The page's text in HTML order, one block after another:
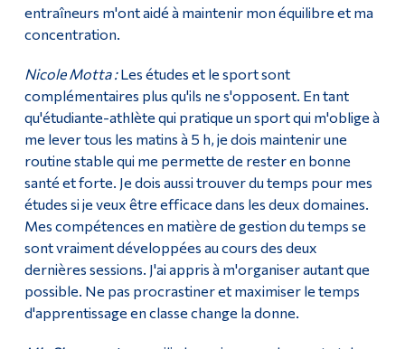
entraîneurs m'ont aidé à maintenir mon équilibre et ma
concentration.
Nicole Motta :Les études et le sport sont
complémentaires plus qu'ils ne s'opposent. En tant
qu'étudiante-athlète qui pratique un sport qui m'oblige à
me lever tous les matins à 5 h, je dois maintenir une
routine stable qui me permette de rester en bonne
santé et forte. Je dois aussi trouver du temps pour mes
études si je veux être efficace dans les deux domaines.
Mes compétences en matière de gestion du temps se
sont vraiment développées au cours des deux
dernières sessions. J'ai appris à m'organiser autant que
possible. Ne pas procrastiner et maximiser le temps
d'apprentissage en classe change la donne.